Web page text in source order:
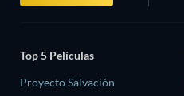
Top 5 Películas
Proyecto Salvación